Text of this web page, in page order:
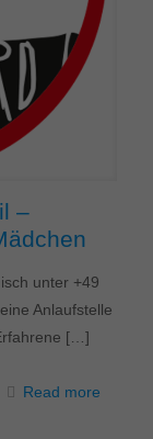
–
unter +49
Anlaufstelle
[…]
Read more